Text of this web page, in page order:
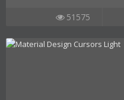
51575